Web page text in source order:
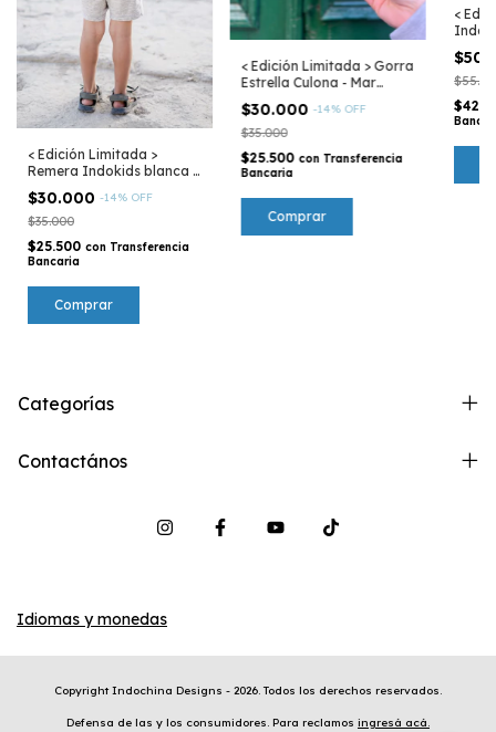
< Edición Limitada >
Remera Indokids blanca -
$30.000 -14% OFF
$35.000
$25.500 con Transferencia
Bancaria
Comprar
< Edición Limitada > Gorra
Estrella Culona - Mar
Argentino
$30.000 -14% OFF
$35.000
$25.500 con Transferencia
Bancaria
<
Categorías
Contactános
Idiomas y monedas
Copyright Indochina Designs - 2026. Todos los derechos reservados.
Defensa de las y los consumidores. Para reclamos ingresá acá.